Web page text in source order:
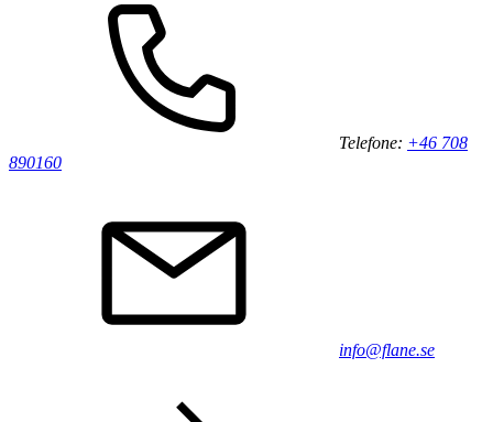
Telefone: +46 708
890160
info@flane.se